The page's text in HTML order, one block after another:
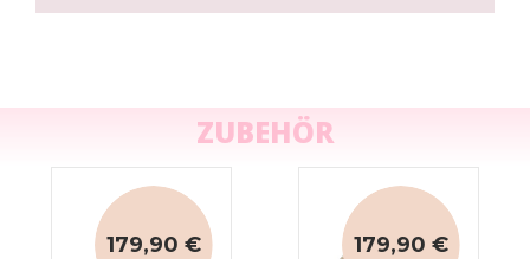
ZUBEHÖR
179,90 € 179,90 €